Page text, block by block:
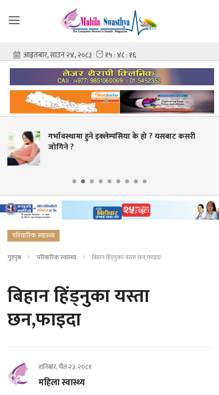
के हो ? यसबाट कसरी चिकित्सक–नर्समाथि
परिवारिक स्वास्थ्य
गृहपृष्ठ परिवारिक स्वास्थ्य बिहान हिंड्नुका यस्ता छन,फाइदा
बिहान हिंड्नुका यस्ता
छन,फाइदा
शनिबार, चैत २३, २०८१
महिला स्वास्थ्य